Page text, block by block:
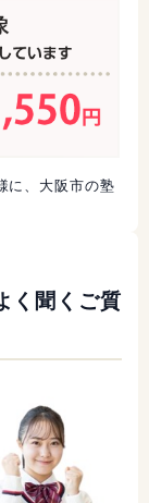
に、大阪市の塾
く聞くご質